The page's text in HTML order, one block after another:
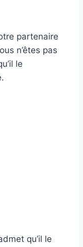
partenaire
n’êtes pas
le
qu’il le